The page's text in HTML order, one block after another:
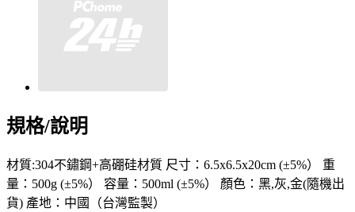
規格/說明
材質:304不鏽鋼+高硼硅材質 尺寸：6.5x6.5x20cm (±5%） 重
量：500g (±5%） 容量：500ml (±5%） 顏色：黑,灰,金(隨機出
貨) 產地：中國（台灣監製）